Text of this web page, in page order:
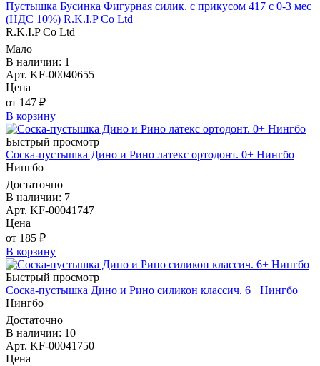
Пустышка Бусинка Фигурная силик. с прикусом 417 с 0-3 мес
(НДС 10%) R.K.I.P Co Ltd
R.K.I.P Co Ltd
Мало
В наличии: 1
Арт. KF-00040655
Цена
от 147 ₽
В корзину
Быстрый просмотр
Соска-пустышка Дино и Рино латекс ортодонт. 0+ Нингбо
Нингбо
Достаточно
В наличии: 7
Арт. KF-00041747
Цена
от 185 ₽
В корзину
Быстрый просмотр
Соска-пустышка Дино и Рино силикон классич. 6+ Нингбо
Нингбо
Достаточно
В наличии: 10
Арт. KF-00041750
Цена